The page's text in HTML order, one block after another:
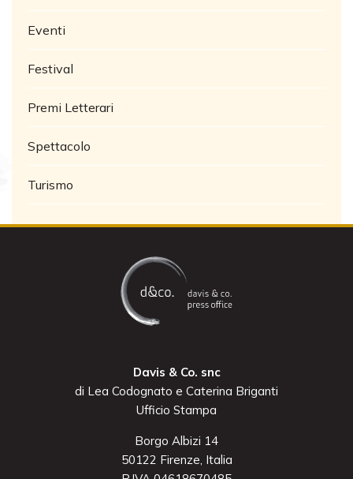
Eventi
Festival
Premi Letterari
Spettacolo
Turismo
Davis & Co. snc
di Lea Codognato e Caterina Briganti
Ufficio Stampa
Borgo Albizi 14
50122 Firenze, Italia